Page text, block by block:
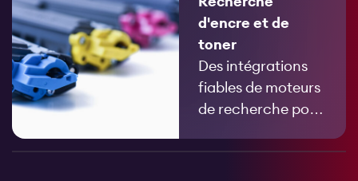
données d’articles
et de listes de prix.
d'encre et de
toner
Des intégrations
fiables de moteurs
de recherche pour
s’adaptent